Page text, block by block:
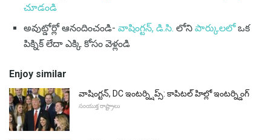
చూడండి
అవుట్డోర్లో ఆనందించండి- వాషింగ్టన్, డి.సి. లోని పార్కులలోఒక
పిక్నిక్ లేదా ఎక్కి కోసం వెళ్లండి
Enjoy similar
వాషింగ్టన్, DC ఇంటర్న్షిప్స్: కాపిటల్ హిల్లో ఇంటర్న్డింగ్
సంయుక్త రాష్ట్రాలు